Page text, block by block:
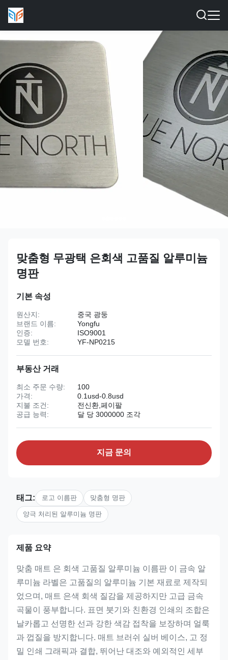
맞춤형 무광택 은회색 고품질 알루미늄
명판
기본 속성
원산지:
중국 광둥
브랜드 이름:
Yongfu
인증:
ISO9001
모델 번호:
YF-NP0215
부동산 거래
최소 주문 수량:
100
가격:
0.1usd-0.8usd
지불 조건:
전신환,페이팔
공급 능력:
달 당 3000000 조각
지금 문의
태그: 로고 이름판 맞춤형 명판
양극 처리된 알루미늄 명판
제품 요약
맞춤 매트 은 회색 고품질 알루미늄 이름판 이 금속 알
루미늄 라벨은 고품질의 알루미늄 기본 재료로 제작되
었으며, 매트 은색 회색 질감을 제공하지만 고급 금속
곡물이 풍부합니다. 표면 붓기와 친환경 인쇄의 조합은
날카롭고 선명한 선과 강한 색감 접착을 보장하며 얼룩
과 껍질을 방지합니다. 매트 브러쉬 실버 베이스, 고 정
밀 인쇄 그래픽과 결합, 뛰어난 대조와 예외적인 세부